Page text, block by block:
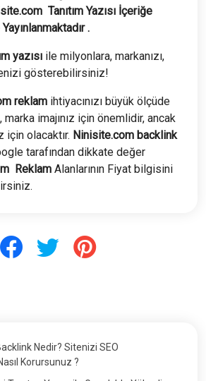
.com Tanıtım Yazısı İçeriğe
.
yazısı ile milyonlara, markanızı,
gösterebilirsiniz!
reklam ihtiyacınızı büyük ölçüde
marka imajınız için önemlidir, ancak
için olacaktır. Ninisite.com backlink
tarafından dikkate değer
Reklam Alanlarının Fiyat bilgisini
Nedir? Sitenizi SEO
Korursunuz ?